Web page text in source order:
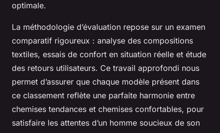
optimale.
La méthodologie d’évaluation repose sur un examen
comparatif rigoureux : analyse des compositions
textiles, essais de confort en situation réelle et étude
des retours utilisateurs. Ce travail approfondi nous
permet d’assurer que chaque modèle présent dans
ce classement reflète une parfaite harmonie entre
chemises tendances et chemises confortables, pour
satisfaire les attentes d’un homme soucieux de son